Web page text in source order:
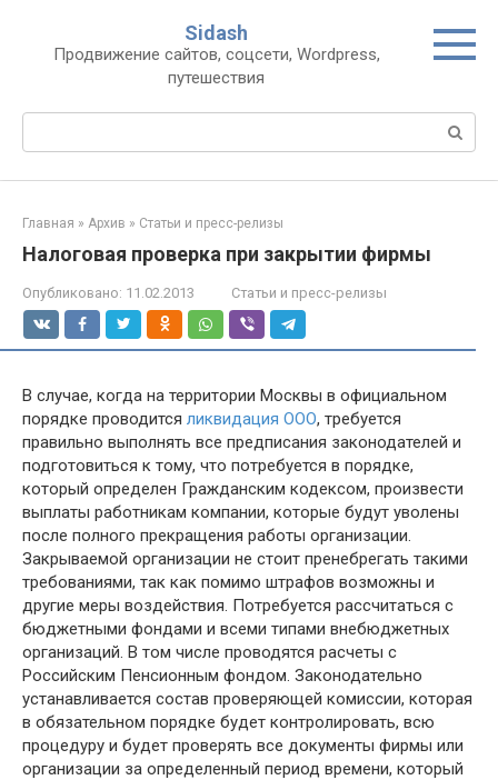
контенту
Sidash
Продвижение сайтов, соцсети, Wordpress,
путешествия
Главная » Архив » Статьи и пресс-релизы
Налоговая проверка при закрытии фирмы
Опубликовано: 11.02.2013 Статьи и пресс-релизы
В случае, когда на территории Москвы в официальном
порядке проводится ликвидация ООО, требуется
правильно выполнять все предписания законодателей и
подготовиться к тому, что потребуется в порядке,
который определен Гражданским кодексом, произвести
выплаты работникам компании, которые будут уволены
после полного прекращения работы организации.
Закрываемой организации не стоит пренебрегать такими
требованиями, так как помимо штрафов возможны и
другие меры воздействия. Потребуется рассчитаться с
бюджетными фондами и всеми типами внебюджетных
организаций. В том числе проводятся расчеты с
Российским Пенсионным фондом. Законодательно
устанавливается состав проверяющей комиссии, которая
в обязательном порядке будет контролировать, всю
процедуру и будет проверять все документы фирмы или
организации за определенный период времени, который